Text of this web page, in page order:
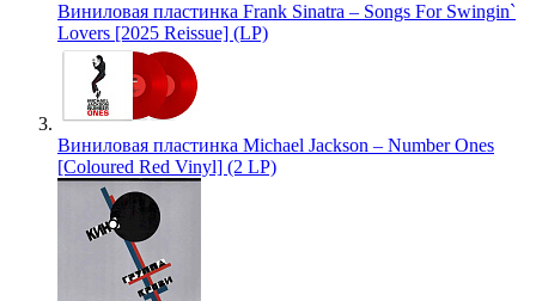
Виниловая пластинка Frank Sinatra – Songs For Swingin`
Lovers [2025 Reissue] (LP)
Виниловая пластинка Michael Jackson – Number Ones
[Coloured Red Vinyl] (2 LP)